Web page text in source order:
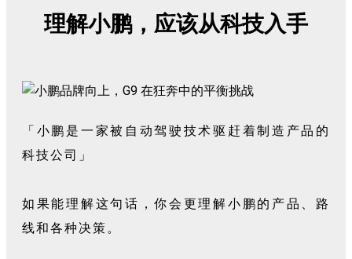
理解小鹏，应该从科技入手
「小鹏是一家被自动驾驶技术驱赶着制造产品的
科技公司」
如果能理解这句话，你会更理解小鹏的产品、路
线和各种决策。